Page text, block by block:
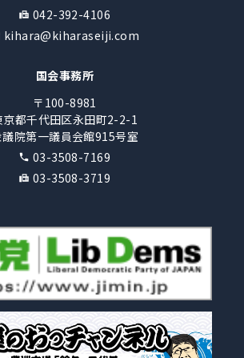
042-392-4106
kihara@kiharaseiji.com
国会事務所
〒100-8981
京都千代田区永田町2-2-1
議院第一議員会館915号室
03-3508-7169
03-3508-3719